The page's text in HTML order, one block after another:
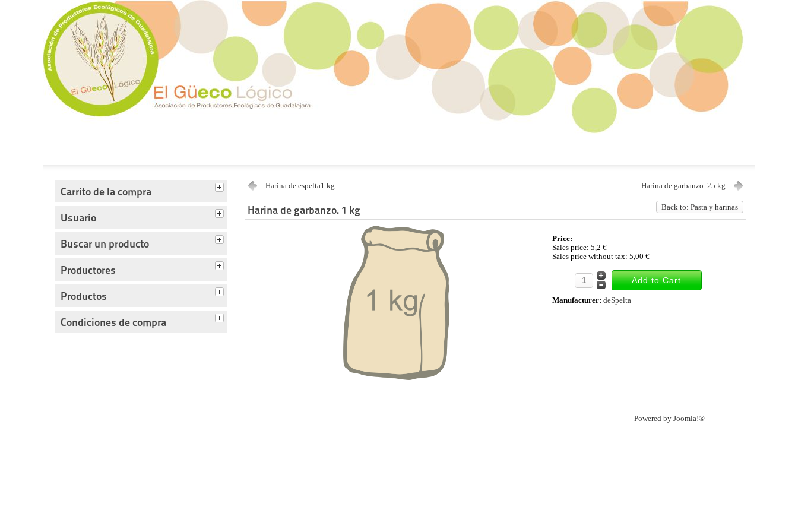
Carrito de la compra
Usuario
Buscar un producto
Productores
Productos
Condiciones de compra
Harina de espelta1 kg Harina de garbanzo. 25 kg
Back to: Pasta y harinas
Harina de garbanzo. 1 kg
Price:
Sales price: 5,2 €
Sales price without tax: 5,00 €
Manufacturer: deSpelta
Powered by Joomla!®